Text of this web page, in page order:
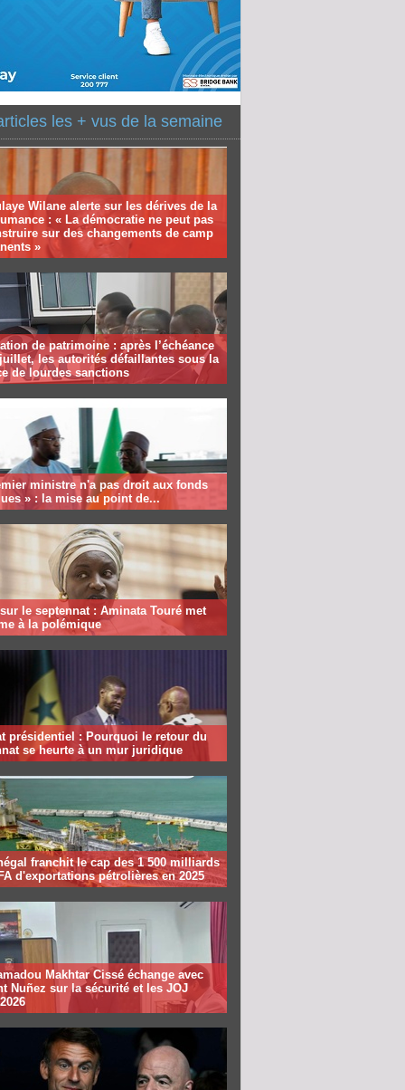
les + vus de la semaine
Wilane alerte sur les dérives de la
: « La démocratie ne peut pas
sur des changements de camp
»
de patrimoine : après l’échéance
les autorités défaillantes sous la
de lourdes sanctions
ministre n'a pas droit aux fonds
» : la mise au point de...
le septennat : Aminata Touré met
à la polémique
présidentiel : Pourquoi le retour du
se heurte à un mur juridique
franchit le cap des 1 500 milliards
d'exportations pétrolières en 2025
Makhtar Cissé échange avec
Nuñez sur la sécurité et les JOJ